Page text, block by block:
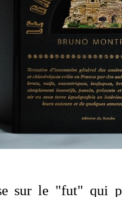
le "fut" qui